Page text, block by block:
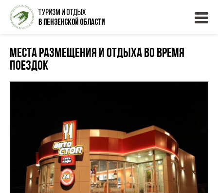
Места размещения и отдыха во время
поездок